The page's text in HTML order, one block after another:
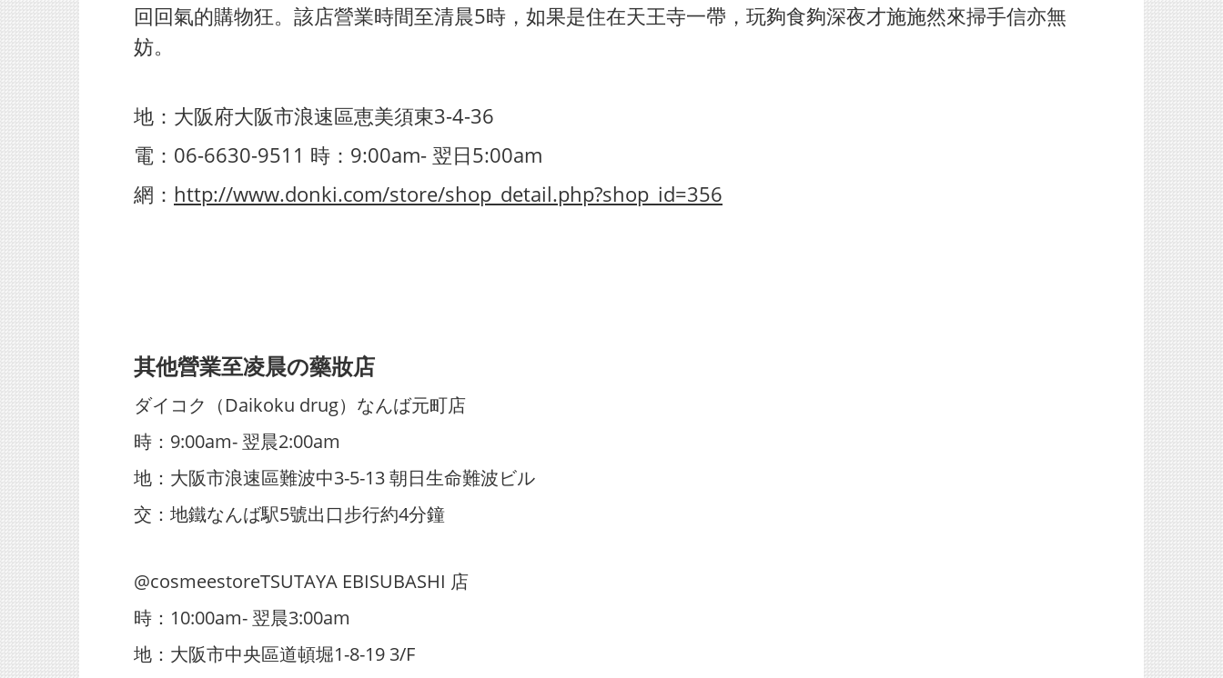
回回氣的購物狂。該店營業時間至清晨5時，如果是住在天王寺一帶，玩夠食夠深夜才施施然來掃手信亦無
妨。
地：大阪府大阪市浪速區恵美須東3-4-36
電：06-6630-9511 時：9:00am- 翌日5:00am
網： http://www.donki.com/store/shop_detail.php?shop_id=356
其他營業至凌晨の藥妝店
ダイコク（Daikoku drug）なんば元町店
時：9:00am- 翌晨2:00am
地：大阪市浪速區難波中3-5-13 朝日生命難波ビル
交：地鐵なんば駅5號出口步行約4分鐘
@cosmeestoreTSUTAYA EBISUBASHI 店
時：10:00am- 翌晨3:00am
地：大阪市中央區道頓堀1-8-19 3/F